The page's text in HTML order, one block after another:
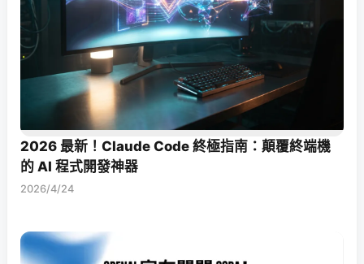
2026 最新！Claude Code 終極指南：顛覆終端機
的 AI 程式開發神器
2026/4/24